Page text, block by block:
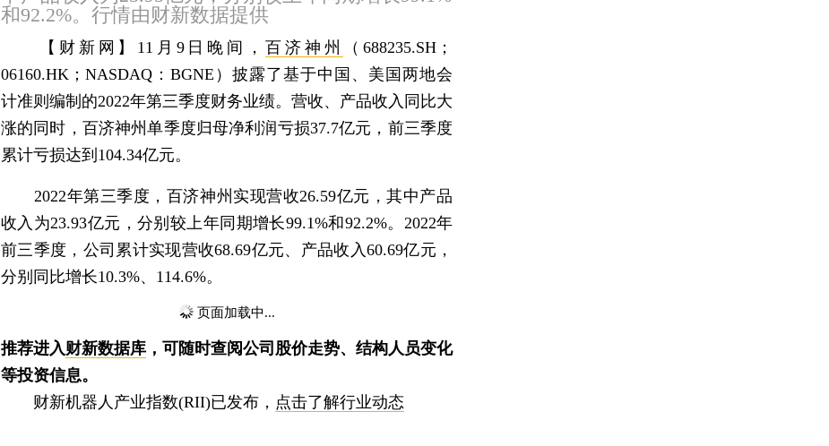
和92.2%。行情由财新数据提供
【财新网】 11月9日晚间，百济神州
（688235.SH；
06160.HK；NASDAQ：BGNE）披露了基于中国、美国两地会
计准则编制的2022年第三季度财务业绩。营收、产品收入同比大
涨的同时，百济神州单季度归母净利润亏损37.7亿元，前三季度
累计亏损达到104.34亿元。
2022年第三季度，百济神州实现营收26.59亿元，其中产品
收入为23.93亿元，分别较上年同期增长99.1%和92.2%。2022年
前三季度，公司累计实现营收68.69亿元、产品收入60.69亿元，
分别同比增长10.3%、114.6%。
页面加载中...
推荐进入财新数据库 ，可随时查阅公司股价走势、结构人员变化
等投资信息。
财新机器人产业指数(RII)已发布， 点击了解行业动态